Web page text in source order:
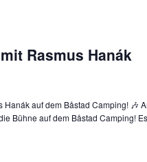
Rasmus Hanák
Hanák auf dem Båstad Camping! 🎶
Bühne auf dem Båstad Camping!